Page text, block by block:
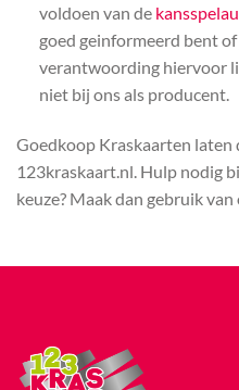
voldoen van de
goed geinformeerd bent
verantwoording hiervoor
niet bij ons als producent.
Goedkoop Kraskaarten laten
123kraskaart.nl. Hulp nodig
keuze? Maak dan gebruik